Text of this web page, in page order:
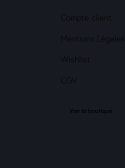
Compte client
Mentions Légales
Wishlist
CGV
Voir la boutique